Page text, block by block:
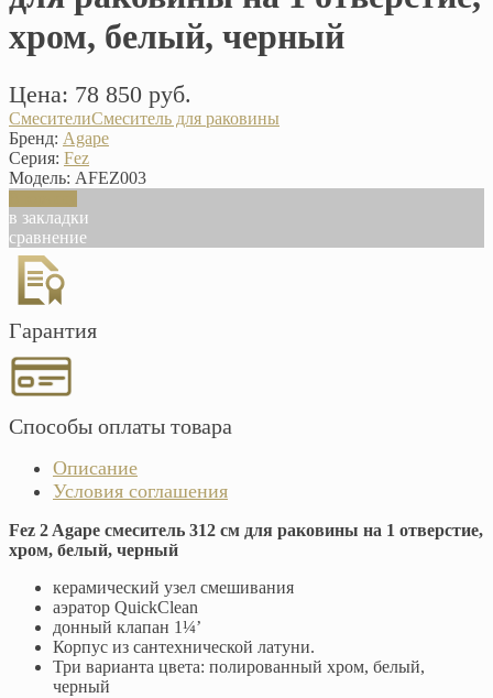
хром, белый, черный
Цена: 78 850 руб.
СмесителиСмеситель для раковины
Бренд: Agape
Серия: Fez
Модель: AFEZ003
в закладки
сравнение
Гарантия
Способы оплаты товара
Описание
Условия соглашения
Fez 2 Agape смеситель 312 см для раковины на 1 отверстие,
хром, белый, черный
керамический узел смешивания
аэратор QuickClean
донный клапан 1¼’
Корпус из сантехнической латуни.
Три варианта цвета: полированный хром, белый,
черный